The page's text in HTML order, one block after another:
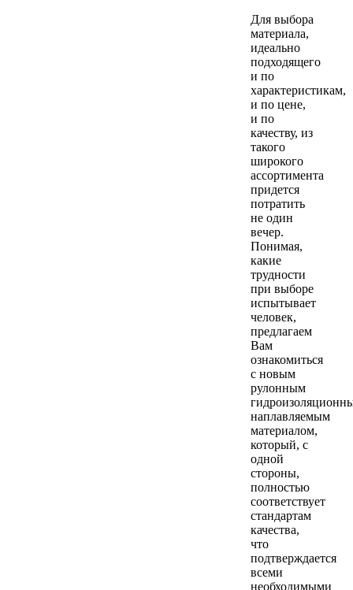
Для выбора
материала,
идеально
подходящего
и по
характеристикам,
и по цене,
и по
качеству, из
такого
широкого
ассортимента
придется
потратить
не один
вечер.
Понимая,
какие
трудности
при выборе
испытывает
человек,
предлагаем
Вам
ознакомиться
с новым
рулонным
наплавляемым
материалом,
который, с
одной
стороны,
полностью
соответствует
стандартам
качества,
что
подтверждается
всеми
необходимыми